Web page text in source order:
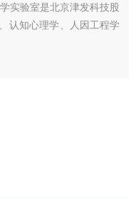
实验室是北京津发科技股
认知心理学、人因工程学